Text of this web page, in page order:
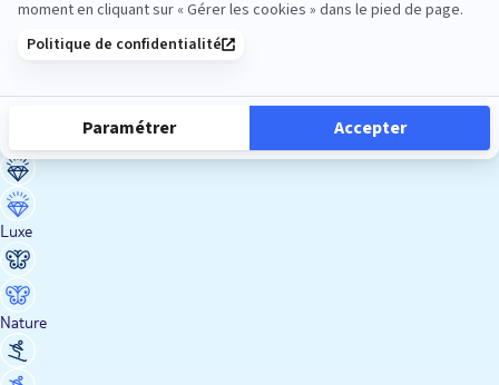
Hôtel de charme
Luxe
Nature